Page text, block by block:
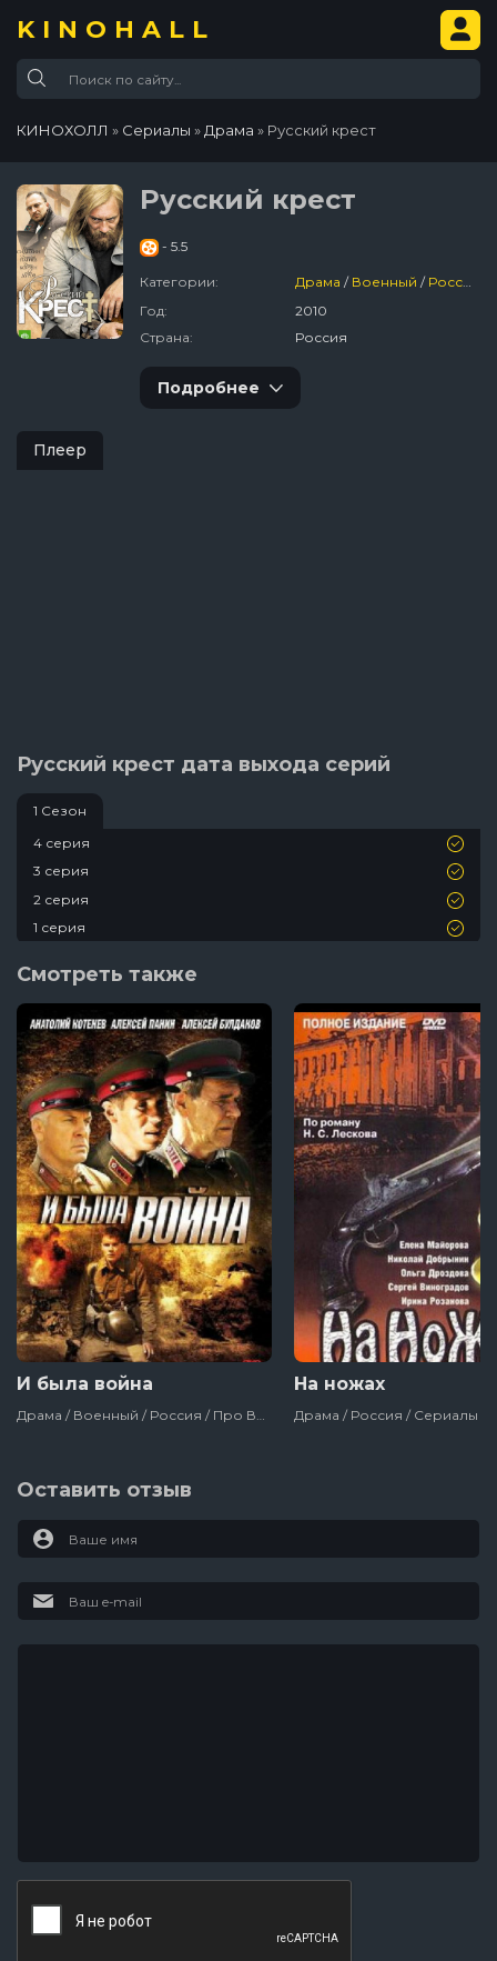
KINOHALL
КИНОХОЛЛ » Сериалы » Драма » Русский крест
Русский крест
- 5.5
Категории: Драма / Военный / Россия
Год:
2010
Страна:
Россия
Подробнее
Плеер
Русский крест дата выхода серий
1 Сезон
4 серия
3 серия
2 серия
1 серия
Смотреть также
И была война На ножах
Драма / Россия / Сериалы
Оставить отзыв